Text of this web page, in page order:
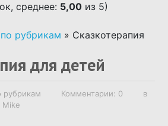
ПО ЗАКАЗУ
О ДЕТЯХ
среднее: 5,00 из 5)
рубрикам » Сказкотерапия
для детей
рубрикам Комментарии: 0
в
Mike